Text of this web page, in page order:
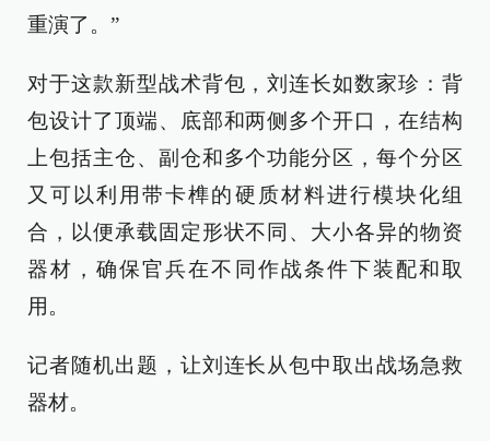
重演了。”
对于这款新型战术背包，刘连长如数家珍：背
包设计了顶端、底部和两侧多个开口，在结构
上包括主仓、副仓和多个功能分区，每个分区
又可以利用带卡榫的硬质材料进行模块化组
合，以便承载固定形状不同、大小各异的物资
器材，确保官兵在不同作战条件下装配和取
用。
记者随机出题，让刘连长从包中取出战场急救
器材。